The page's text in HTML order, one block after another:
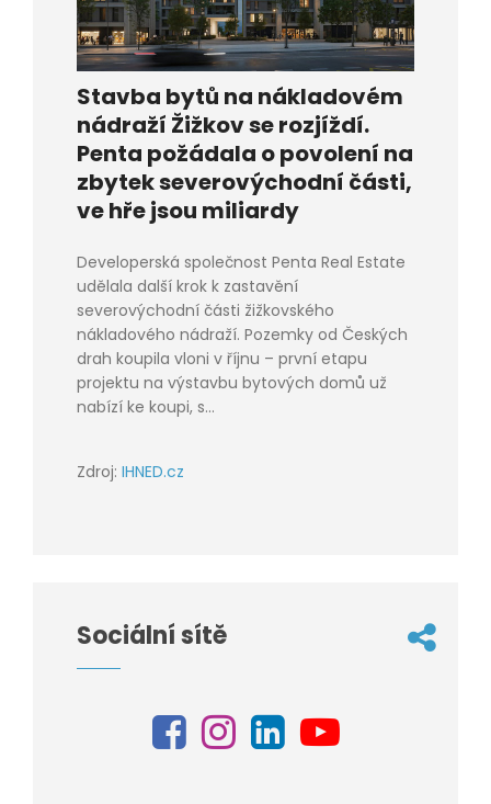
Stavba bytů na nákladovém
nádraží Žižkov se rozjíždí.
Penta požádala o povolení na
zbytek severovýchodní části,
ve hře jsou miliardy
Developerská společnost Penta Real Estate
udělala další krok k zastavění
severovýchodní části žižkovského
nákladového nádraží. Pozemky od Českých
drah koupila vloni v říjnu – první etapu
projektu na výstavbu bytových domů už
nabízí ke koupi, s...
Zdroj: IHNED.cz
Sociální sítě